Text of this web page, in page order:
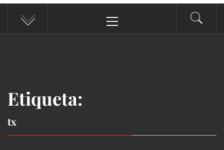
principal
Etiqueta:
tx